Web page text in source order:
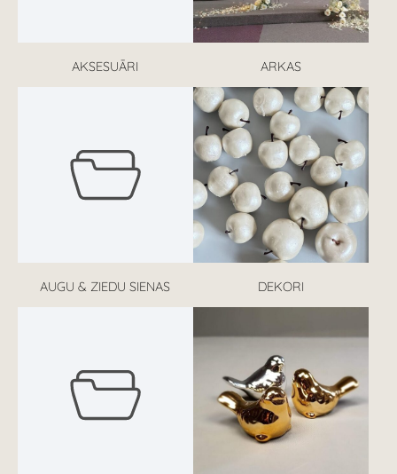
AKSESUĀRI ARKAS
AUGU & ZIEDU SIENAS DEKORI